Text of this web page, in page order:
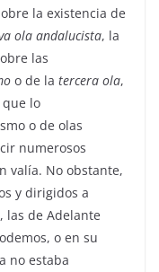
la existencia de
ola andalucista, la
las
o de la tercera ola,
lo
o de olas
numerosos
valía. No obstante,
y dirigidos a
las de Adelante
o en su
no estaba